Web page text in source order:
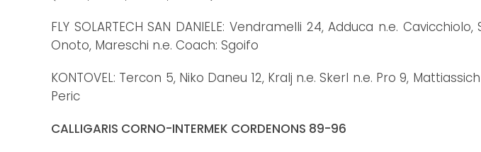
FLY SOLARTECH SAN DANIELE: Vendramelli 24, Adduca n.e.
Onoto, Mareschi n.e. Coach: Sgoifo
KONTOVEL: Tercon 5, Niko Daneu 12, Kralj n.e. Skerl n.e. Pro 9,
Peric
CALLIGARIS CORNO-INTERMEK CORDENONS 89-96